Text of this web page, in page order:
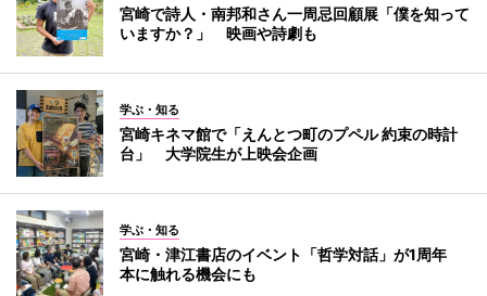
宮崎で詩人・南邦和さん一周忌回顧展「僕を知って
いますか？」 映画や詩劇も
学ぶ・知る
宮崎キネマ館で「えんとつ町のプペル 約束の時計
台」 大学院生が上映会企画
学ぶ・知る
宮崎・津江書店のイベント「哲学対話」が1周年
本に触れる機会にも